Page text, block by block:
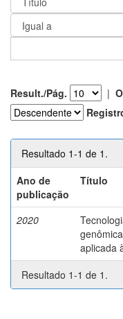
Result./Pág. |
Resultado 1-1 de 1.
Ano de
publicação
Título
2020
aplicada
Resultado 1-1 de 1.